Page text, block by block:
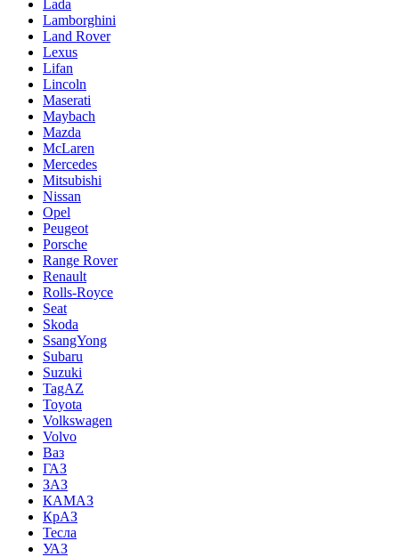
Lada
Lamborghini
Land Rover
Lexus
Lifan
Lincoln
Maserati
Maybach
Mazda
McLaren
Mercedes
Mitsubishi
Nissan
Opel
Peugeot
Porsche
Range Rover
Renault
Rolls-Royce
Seat
Skoda
SsangYong
Subaru
Suzuki
TagAZ
Toyota
Volkswagen
Volvo
Ваз
ГАЗ
ЗАЗ
КАМАЗ
КрАЗ
Тесла
УАЗ